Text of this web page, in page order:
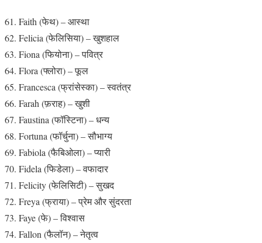
Faith (फेथ) – आस्था
Felicia (फेलिसिया) – खुशहाल
Fiona (फियोना) – पवित्र
Flora (फ्लोरा) – फूल
Francesca (फ्रांसेस्का) – स्वतंत्र
Farah (फ़राह) – खुशी
Faustina (फॉस्टिना) – धन्य
Fortuna (फॉर्चुना) – सौभाग्य
Fabiola (फैबिओला) – प्यारी
Fidela (फिडेला) – वफादार
Felicity (फेलिसिटी) – सुखद
Freya (फ्राया) – प्रेम और सुंदरता
Faye (फे) – विश्वास
Fallon (फैलॉन) – नेतृत्व